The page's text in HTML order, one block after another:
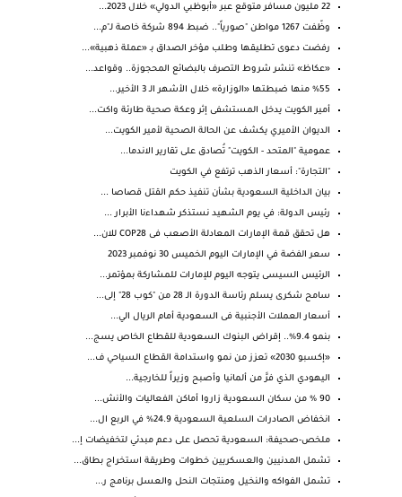
22 مليون مسافر متوقع عبر «أبوظبي الدولي» خلال 2023...
وظّفت 1267 مواطن "صورياً".. ضبط 894 شركة خاصة لـ"م...
رفضت دعوى تطليقها وطلب مؤخر الصداق بـ «عملة ذهبية»...
«عكاظ» تنشر شروط التصرف بالبضائع المحجوزة.. وقواعد...
%55 منها ضبطتها «الوزارة» خلال الأشهر الـ 3 الأخير...
أمير الكويت يدخل المستشفى إثر وعكة صحية طارئة واكت...
الديوان الأميري يكشف عن الحالة الصحية لأمير الكويت...
عمومية "المتحد - الكويت" تُصادق على تقارير الاندما...
"التجارة": أسعار الذهب ترتفع في الكويت
بيان الداخلية السعودية بشأن تنفيذ حكم القتل قصاصا ...
رئيس الدولة: في يوم الشهيد نستذكر شهداءنا الأبرار ...
هل تحقق قمة الإمارات المعادلة الأصعب فى COP28 للان...
سعر الفضة في الإمارات اليوم الخميس 30 نوفمبر 2023
الرئيس السيسى يتوجه اليوم للإمارات للمشاركة بمؤتمر...
سامح شكرى يسلم رئاسة الدورة الـ 28 من "كوب 28" إلى...
أسعار العملات الأجنبية فى السعودية أمام الريال الي...
بنمو 9.4%.. إقراض البنوك السعودية للقطاع الخاص يسج...
«إكسبو 2030» تعزز من نمو واستدامة القطاع السياحي ف...
اليهودي الذي فرَّ من ألمانيا وأصبح وزيراً للخارجية...
90 % من سكان السعودية زاروا أماكن الفعاليات والأنش...
انخفاض الصادرات السلعية السعودية 24.9% في الربع ال...
ملخص-صحيفة: السعودية تحصل على دعم مبدئي لتخفيضات إ...
تشمل المدنيين والعسكريين خطوات وطريقة استخراج بطاق...
تشمل الفواكه والنخيل ومنتجات النحل والعسل برنامج ر...